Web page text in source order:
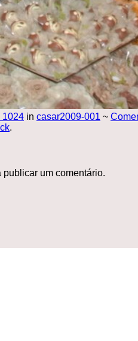
1024 in casar2009-001 ~
.
publicar um comentário.